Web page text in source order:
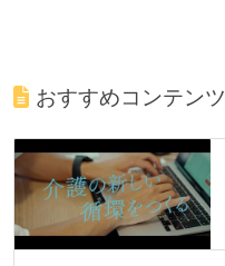
おすすめコンテンツ